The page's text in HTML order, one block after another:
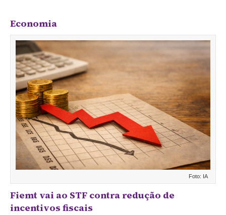
Economia
Foto: IA
Fiemt vai ao STF contra redução de
incentivos fiscais